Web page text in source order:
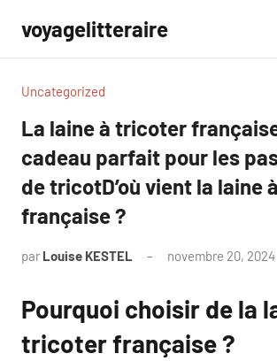
contenu
voyagelitteraire
Uncategorized
La laine à tricoter
cadeau parfait pour les
de tricotD’où vient la laine
française ?
par Louise KESTEL novembre 20, 2024
Pourquoi choisir de la
tricoter française ?